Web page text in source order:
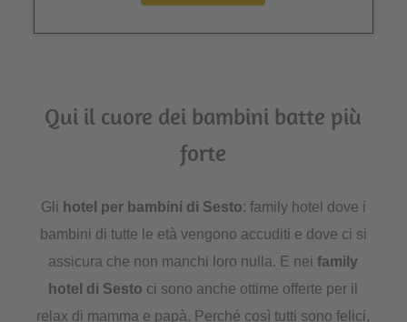
Qui il cuore dei bambini batte più
forte
Gli hotel per bambini di Sesto: family hotel dove i
bambini di tutte le età vengono accuditi e dove ci si
assicura che non manchi loro nulla. E neifamily
hotel di Sesto ci sono anche ottime offerte per il
relax di mamma e papà. Perché così tutti sono felici,